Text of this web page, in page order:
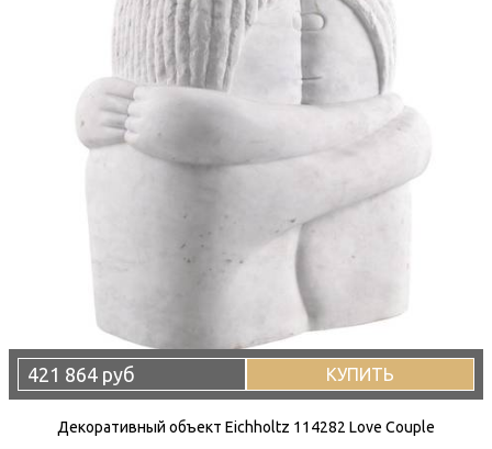
421 864 руб КУПИТЬ
Декоративный объект Eichholtz 114282 Love Couple